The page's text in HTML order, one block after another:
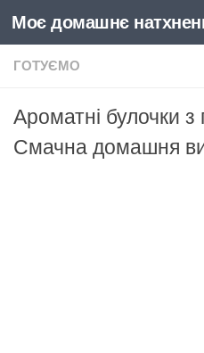
Skip to content
Моє домашнє
ГОТУЄМО
Ароматні булочки
Смачна домашня